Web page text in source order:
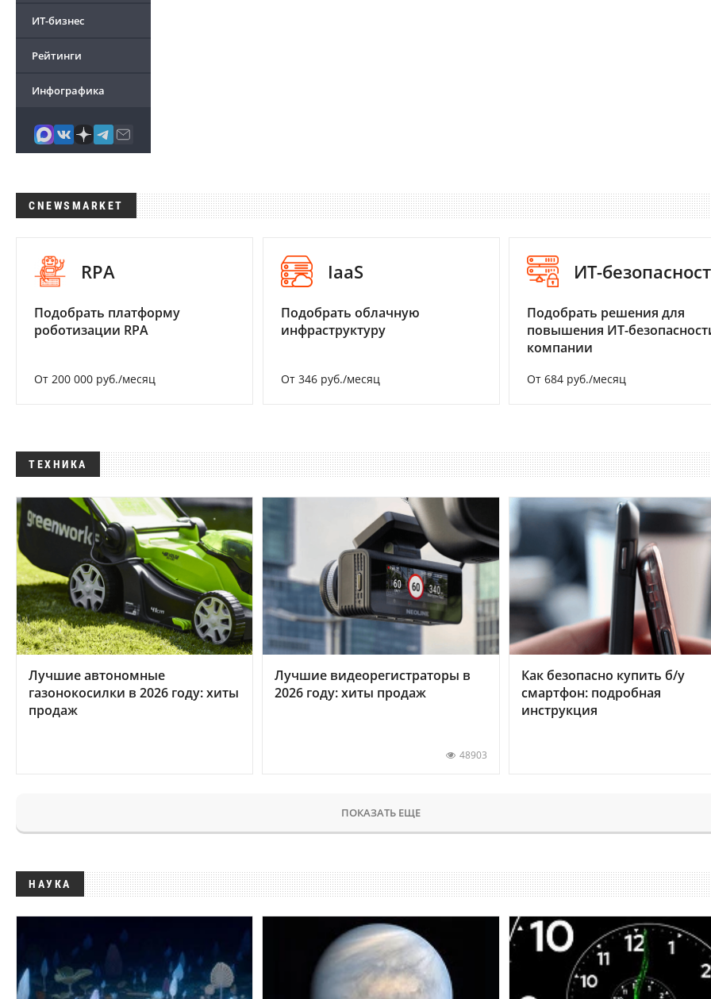
ИТ-бизнес
Рейтинги
Инфографика
CNEWSMARKET
RPA
Подобрать платформу
роботизации RPA
От 200 000 руб./месяц
IaaS
Подобрать облачную
инфраструктуру
От 346 руб./месяц
ИТ-
Подобрать решения для
повышения ИТ-
компании
От 684 руб./месяц
ТЕХНИКА
Лучшие автономные
газонокосилки в 2026 году: хиты
продаж
Лучшие видеорегистраторы в
2026 году: хиты продаж
48903
Как безопасно купить б/у
смартфон: подробная
инструкция
ПОКАЗАТЬ ЕЩЕ
НАУКА